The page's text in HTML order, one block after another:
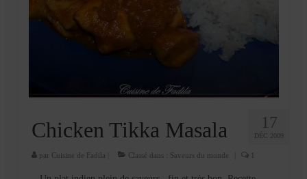
17
DÉC 2009
Chicken Tikka Masala
par Cuisine de Fadila Classé dans : Saveurs du monde 1